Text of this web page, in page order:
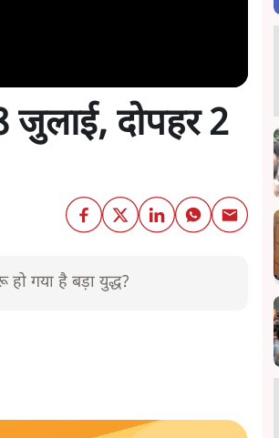
दोपहर 2
गया है बड़ा युद्ध?